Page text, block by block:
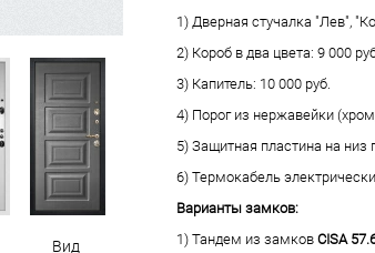
Вид
1) Дверная стучалка "Лев",
2) Короб в два цвета: 9 000
3) Капитель: 10 000 руб.
4) Порог из нержавейки
5) Защитная пластина на низ
6) Термокабель
Варианты замков:
1) Тандем из замков CISA